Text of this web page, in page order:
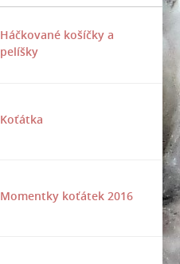
Háčkované košíčky a
pelíšky
Koťátka
Momentky koťátek 2016